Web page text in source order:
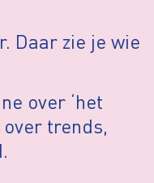
Daar zie je wie
over ‘het
trends,